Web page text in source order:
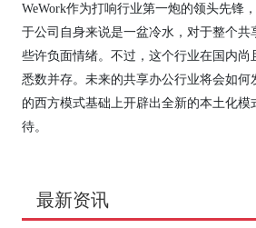
WeWork作为打响行业第一炮的领头先锋
于公司自身来说是一盆冷水，对于整个共
些许负面情绪。不过，这个行业在国内尚
悉数并存。未来的共享办公行业将会如何
的西方模式基础上开辟出全新的本土化模
待。
最新资讯